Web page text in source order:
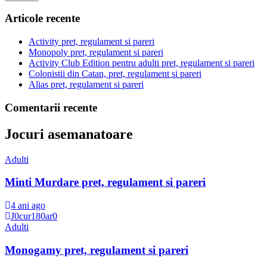
Articole recente
Activity pret, regulament si pareri
Monopoly pret, regulament si pareri
Activity Club Edition pentru adulti pret, regulament si pareri
Colonistii din Catan, pret, regulament si pareri
Alias pret, regulament si pareri
Comentarii recente
Jocuri asemanatoare
Adulti
Minti Murdare pret, regulament si pareri
4 ani ago
J0cur180ar0
Adulti
Monogamy pret, regulament si pareri